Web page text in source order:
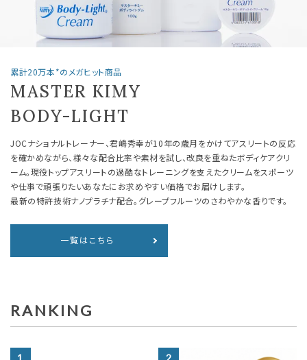
累計20万本*のメガヒット商品
MASTER KIMY
BODY-LIGHT
JOCナショナルトレーナー、君嶋秀幸が10年の歳月をかけてアスリートの反応
を確かめながら、様々な配合比率や素材を試し、改良を重ねたボディケアクリ
ーム。現役トップアスリートの過酷なトレーニングを支えたクリームをスポーツ
や仕事で頑張りたいあなたにお求めやすい価格でお届けします。
最新の特許技術ナノプラチナ配合。グレープフルーツのさわやかな香りです。
一覧はこちら
RANKING